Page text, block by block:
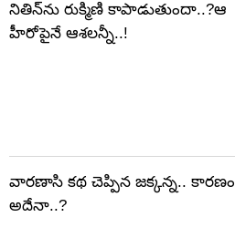
నితిన్‌ను రుక్మిణి కాపాడుతుందా..?ఆ
హీరోపైనే ఆశలన్నీ..!
వారణాసి కథ చెప్పిన జక్కన్న.. కారణం
అదేనా..?